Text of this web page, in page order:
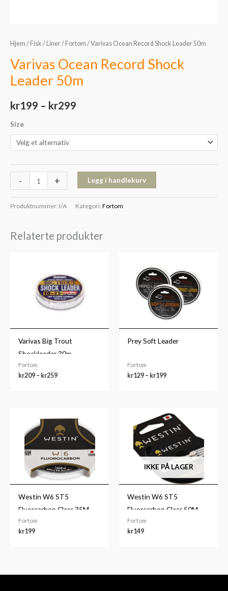
Hjem / Fisk / Liner/ Fortom / Varivas Ocean Record Shock Leader 50m
Varivas Ocean Record Shock
Leader 50m
kr199 – kr299
Size
- + Legg i handlekurv
Produktnummer: I/A Kategori: Fortom
Relaterte produkter
Varivas Big Trout
Shockleader 30m
Fortom
kr209 – kr259
til
kr259
Prey Soft Leader
Fortom
kr129 – kr199
til
kr199
Westin W6 ST5
Fluorcarbon Clear 35M
Fortom
kr199
IKKE PÅ LAGER
Westin W6 ST5
Fluorcarbon Clear 50M
Fortom
kr149